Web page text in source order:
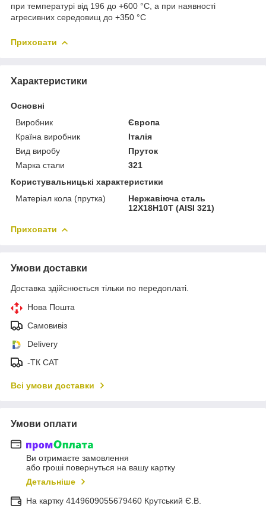
при температурі від 196 до +600 °С, а при наявності
агресивних середовищ до +350 °С
Приховати
Характеристики
Основні
Виробник
Європа
Країна виробник
Італія
Вид виробу
Пруток
Марка стали
321
Користувальницькі характеристики
Матеріал кола (прутка)
Нержавіюча сталь
12Х18Н10Т (AISI 321)
Приховати
Умови доставки
Доставка здійснюється тільки по передоплаті.
Нова Пошта
Самовивіз
Delivery
-ТК САТ
Всі умови доставки
Умови оплати
Ви отримаєте замовлення
або гроші повернуться на вашу картку
Детальніше
На картку 4149609055679460 Крутський Є.В.